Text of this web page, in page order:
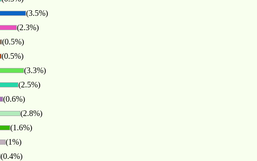
(3.5%)
(2.3%)
(0.5%)
(0.5%)
(3.3%)
(2.5%)
(0.6%)
(2.8%)
(1.6%)
(1%)
(0.4%)